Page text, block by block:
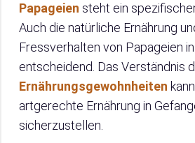
Papageien steht ein
Auch die natürliche Ernährung
Fressverhalten von Papageien
entscheidend. Das Verständnis
Ernährungsgewohnheiten
artgerechte Ernährung in
sicherzustellen.